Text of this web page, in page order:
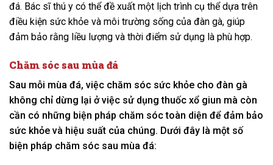
đá. Bác sĩ thú y có thể đề xuất một lịch trình cụ thể dựa trên
điều kiện sức khỏe và môi trường sống của đàn gà, giúp
đảm bảo rằng liều lượng và thời điểm sử dụng là phù hợp.
Chăm sóc sau mùa đá
Sau mỗi mùa đá, việc chăm sóc sức khỏe cho đàn gà
không chỉ dừng lại ở việc sử dụng thuốc xổ giun mà còn
cần có những biện pháp chăm sóc toàn diện để đảm bảo
sức khỏe và hiệu suất của chúng. Dưới đây là một số
biện pháp chăm sóc sau mùa đá: